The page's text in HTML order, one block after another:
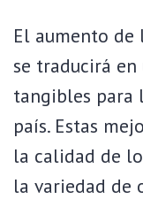
El aumento de
se traducirá en
tangibles para
país. Estas
la calidad de
la variedad de